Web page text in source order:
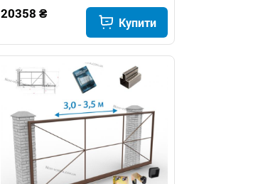
20358 ₴
Купити